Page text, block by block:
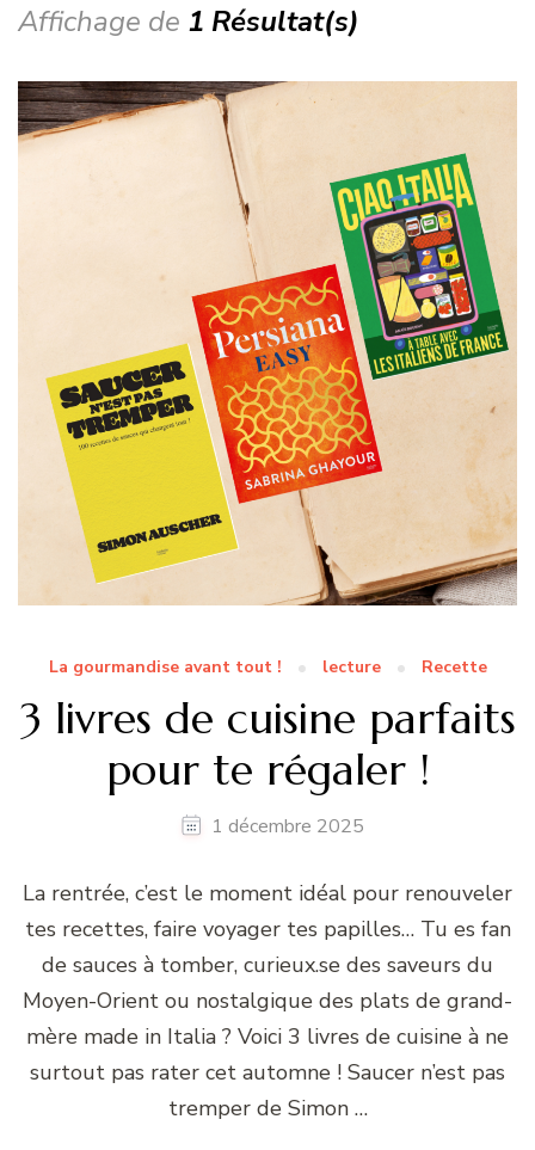
Affichage de 1 Résultat(s)
La gourmandise avant tout ! lecture Recette
3 livres de cuisine parfaits
pour te régaler !
1 décembre 2025
La rentrée, c’est le moment idéal pour renouveler
tes recettes, faire voyager tes papilles… Tu es fan
de sauces à tomber, curieux.se des saveurs du
Moyen-Orient ou nostalgique des plats de grand-
mère made in Italia ? Voici 3 livres de cuisine à ne
surtout pas rater cet automne ! Saucer n’est pas
tremper de Simon …